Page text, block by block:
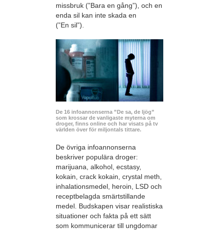
missbruk (”Bara en gång”), och en
enda sil kan inte skada en
(”En sil”).
De 16 infoannonserna ”De sa, de ljög”
som krossar de vanligaste myterna om
droger, finns online och har visats på tv
världen över för miljontals tittare.
De övriga infoannonserna
beskriver populära droger:
marijuana, alkohol, ecstasy,
kokain, crack kokain, crystal meth,
inhalationsmedel, heroin, LSD och
receptbelagda smärtstillande
medel. Budskapen visar realistiska
situationer och fakta på ett sätt
som kommunicerar till ungdomar